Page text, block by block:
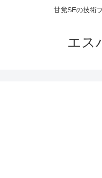
甘党SEの技術
エス